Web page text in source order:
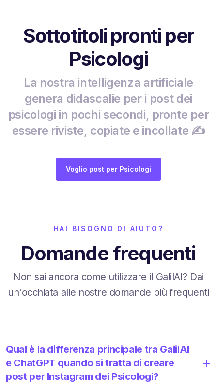
Sottotitoli pronti per
Psicologi
La nostra intelligenza artificiale
genera didascalie per i post dei
psicologi in pochi secondi, pronte per
essere riviste, copiate e incollate ✍️
Voglio post per Psicologi
HAI BISOGNO DI AIUTO?
Domande frequenti
Non sai ancora come utilizzare il GalilAI? Dai
un'occhiata alle nostre domande più frequenti
Qual è la differenza principale tra GalilAI
e ChatGPT quando si tratta di creare
post per Instagram dei Psicologi?